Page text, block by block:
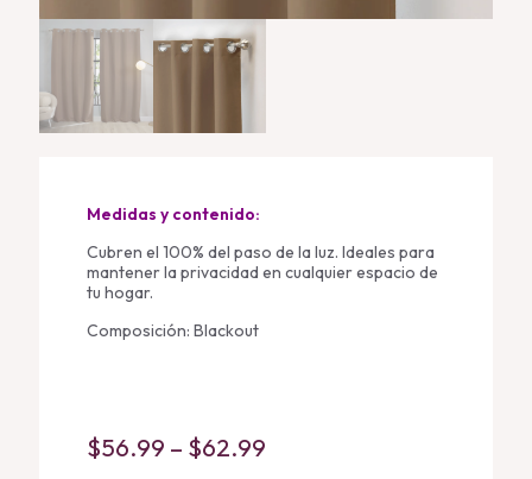
Medidas y contenido:
Cubren el 100% del paso de la luz. Ideales para
mantener la privacidad en cualquier espacio de
tu hogar.
Composición: Blackout
$56.99 – $62.99